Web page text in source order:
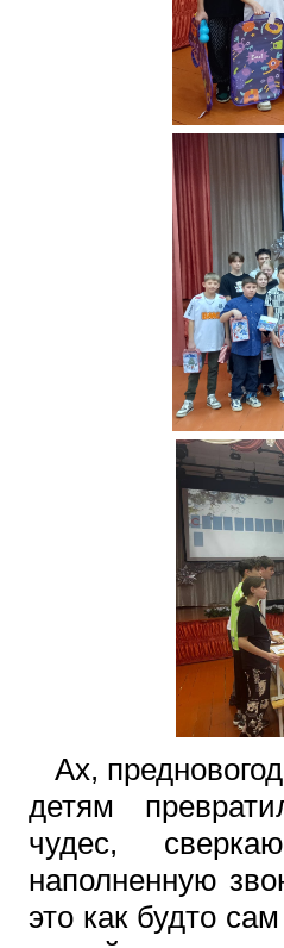
Ах,
детям
чудес,
наполненную
это как будто